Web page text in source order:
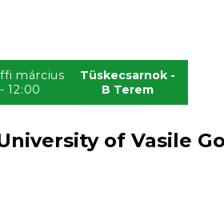
március
12:00
Tüskecsarnok -
B Terem
of Vasile